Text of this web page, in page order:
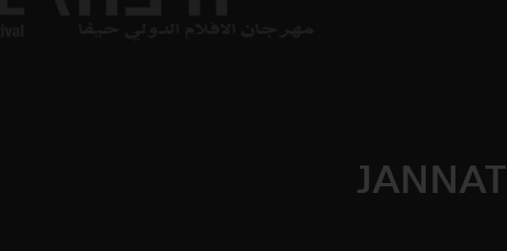
JANNAT